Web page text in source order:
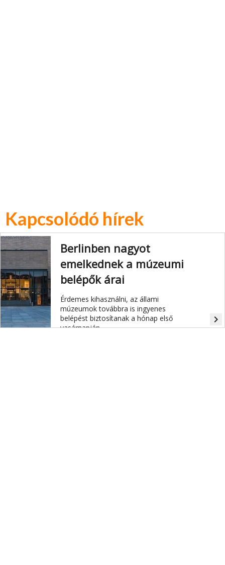
Kapcsolódó hírek
Berlinben nagyot
emelkednek a múzeumi
belépők árai
Érdemes kihasználni, az állami
múzeumok továbbra is ingyenes
belépést biztosítanak a hónap első
vasárnapján.
navigate_next